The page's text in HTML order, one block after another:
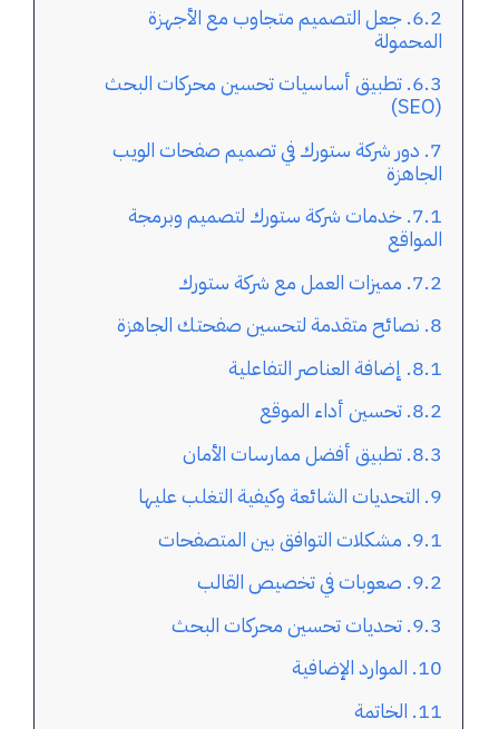
جعل التصميم متجاوب مع الأجهزة
المحمولة
تطبيق أساسيات تحسين محركات البحث
(SEO)
دور شركة ستورك في تصميم صفحات الويب
الجاهزة
خدمات شركة ستورك لتصميم وبرمجة
المواقع
مميزات العمل مع شركة ستورك
نصائح متقدمة لتحسين صفحتك الجاهزة
إضافة العناصر التفاعلية
تحسين أداء الموقع
تطبيق أفضل ممارسات الأمان
التحديات الشائعة وكيفية التغلب عليها
مشكلات التوافق بين المتصفحات
صعوبات في تخصيص القالب
تحديات تحسين محركات البحث
الموارد الإضافية
الخاتمة